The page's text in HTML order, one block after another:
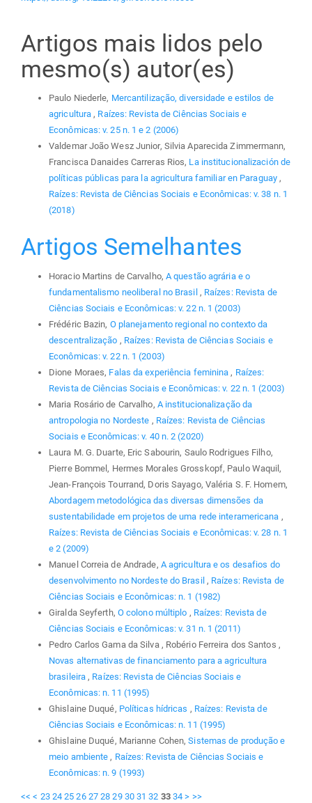
Artigos mais lidos pelo
mesmo(s) autor(es)
Paulo Niederle, Mercantilização, diversidade e estilos de
agricultura, Raízes: Revista de Ciências Sociais e
Econômicas: v. 25 n. 1 e 2 (2006)
Valdemar João Wesz Junior, Silvia Aparecida Zimmermann,
Francisca Danaides Carreras Rios, La institucionalización de
políticas públicas para la agricultura familiar en Paraguay,
Raízes: Revista de Ciências Sociais e Econômicas: v. 38 n. 1
(2018)
Artigos Semelhantes
Horacio Martins de Carvalho, A questão agrária e o
fundamentalismo neoliberal no Brasil , Raízes: Revista de
Ciências Sociais e Econômicas: v. 22 n. 1 (2003)
Frédéric Bazin, O planejamento regional no contexto da
descentralização , Raízes: Revista de Ciências Sociais e
Econômicas: v. 22 n. 1 (2003)
Dione Moraes, Falas da experiência feminina , Raízes:
Revista de Ciências Sociais e Econômicas: v. 22 n. 1 (2003)
Maria Rosário de Carvalho, A institucionalização da
antropologia no Nordeste , Raízes: Revista de Ciências
Sociais e Econômicas: v. 40 n. 2 (2020)
Laura M. G. Duarte, Eric Sabourin, Saulo Rodrigues Filho,
Pierre Bommel, Hermes Morales Grosskopf, Paulo Waquil,
Jean-François Tourrand, Doris Sayago, Valéria S. F. Homem,
Abordagem metodológica das diversas dimensões da
sustentabilidade em projetos de uma rede interamericana ,
Raízes: Revista de Ciências Sociais e Econômicas: v. 28 n. 1
e 2 (2009)
Manuel Correia de Andrade, A agricultura e os desafios do
desenvolvimento no Nordeste do Brasil , Raízes: Revista de
Ciências Sociais e Econômicas: n. 1 (1982)
Giralda Seyferth, O colono múltiplo , Raízes: Revista de
Ciências Sociais e Econômicas: v. 31 n. 1 (2011)
Pedro Carlos Gama da Silva , Robério Ferreira dos Santos ,
Novas alternativas de financiamento para a agricultura
brasileira , Raízes: Revista de Ciências Sociais e
Econômicas: n. 11 (1995)
Ghislaine Duqué, Políticas hídricas , Raízes: Revista de
Ciências Sociais e Econômicas: n. 11 (1995)
Ghislaine Duqué, Marianne Cohen,Sistemas de produção e
meio ambiente , Raízes: Revista de Ciências Sociais e
Econômicas: n. 9 (1993)
<< < 23 24 25 26 27 28 29 30 31 32 33 34 > >>